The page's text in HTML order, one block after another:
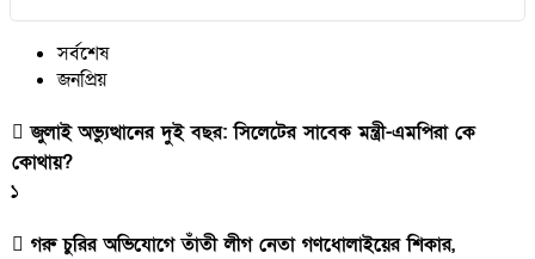
সর্বশেষ
জনপ্রিয়
জুলাই অভ্যুত্থানের দুই বছর: সিলেটের সাবেক মন্ত্রী-এমপিরা কে
কোথায়? ​
১
গরু চুরির অভিযোগে তাঁতী লীগ নেতা গণধোলাইয়ের শিকার,